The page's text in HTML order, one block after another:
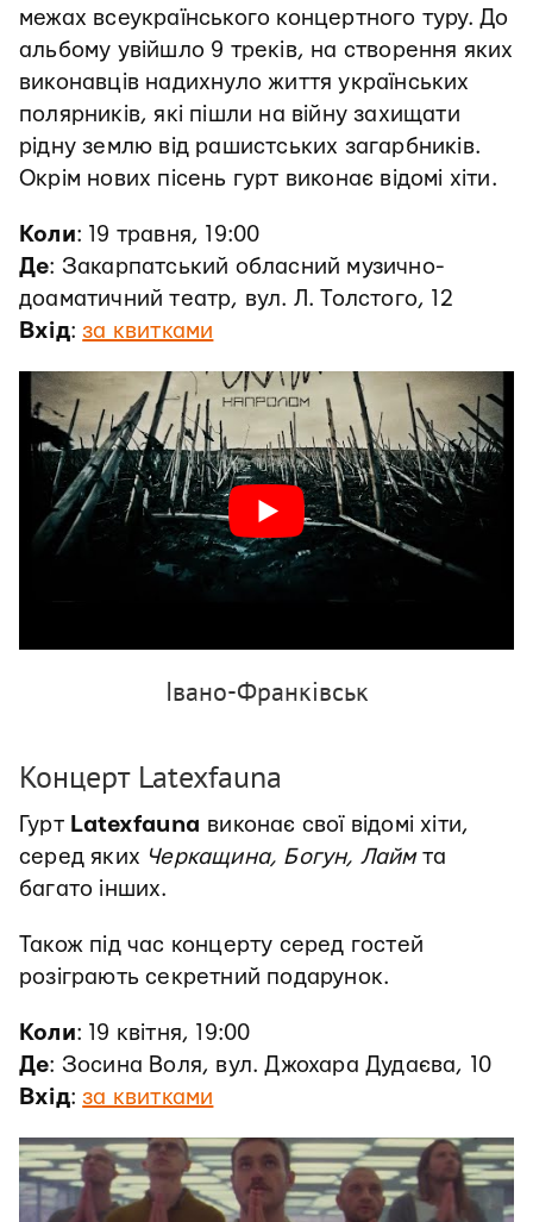
межах всеукраїнського концертного туру. До
альбому увійшло 9 треків, на створення яких
виконавців надихнуло життя українських
полярників, які пішли на війну захищати
рідну землю від рашистських загарбників.
Окрім нових пісень гурт виконає відомі хіти.
Коли: 19 травня, 19:00
Де: Закарпатський обласний музично-
доаматичний театр, вул. Л. Толстого, 12
Вхід: за квитками
Івано-Франківськ
Концерт Latexfauna
Гурт Latexfauna виконає свої відомі хіти,
серед яких Черкащина, Богун, Лайм та
багато інших.
Також під час концерту серед гостей
розіграють секретний подарунок.
Коли: 19 квітня, 19:00
Де: Зосина Воля, вул. Джохара Дудаєва, 10
Вхід: за квитками